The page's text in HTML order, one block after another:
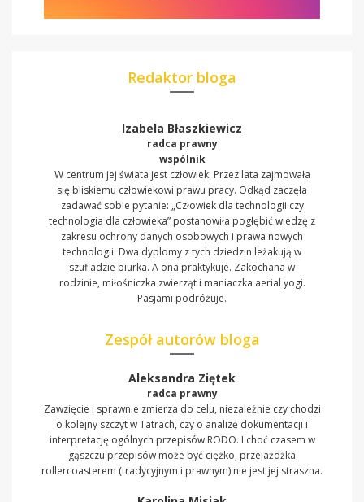
Redaktor bloga
Izabela Błaszkiewicz
radca prawny
wspólnik
W centrum jej świata jest człowiek. Przez lata zajmowała
się bliskiemu człowiekowi prawu pracy. Odkąd zaczęła
zadawać sobie pytanie: „Człowiek dla technologii czy
technologia dla człowieka” postanowiła pogłębić wiedzę z
zakresu ochrony danych osobowych i prawa nowych
technologii. Dwa dyplomy z tych dziedzin leżakują w
szufladzie biurka. A ona praktykuje. Zakochana w
rodzinie, miłośniczka zwierząt i maniaczka aerial yogi.
Pasjami podróżuje.
Zespół autorów bloga
Aleksandra Ziętek
radca prawny
Zawzięcie i sprawnie zmierza do celu, niezależnie czy chodzi
o kolejny szczyt w Tatrach, czy o analizę dokumentacji i
interpretację ogólnych przepisów RODO. I choć czasem w
gąszczu przepisów może być ciężko, przejażdżka
rollercoasterem (tradycyjnym i prawnym) nie jest jej straszna.